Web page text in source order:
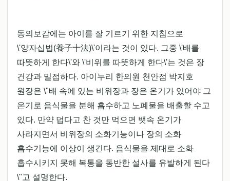
동의보감에는 아이를 잘 기르기 위한 지침으로
\'양자십법(養子十法)\'이라는 것이 있다. 그중 \'배를
따뜻하게 한다\'와 \'비위를 따뜻하게 한다\'는 것은 장
건강과 밀접하다. 아이누리 한의원 천안점 박지호
원장은 \"배 속에 있는 비위장과 장은 온기가 있어야 그
온기로 음식물을 분해 흡수하고 노폐물을 배출할 수고
있다. 만약 덥다고 찬 것만 먹으면 뱃속 온기가
사라지면서 비위장의 소화기능이나 장의 소화
흡수기능에 이상이 생긴다. 음식물을 제대로 소화
흡수시키지 못해 복통을 동반한 설사를 유발하게 된다
\"고 설명한다.